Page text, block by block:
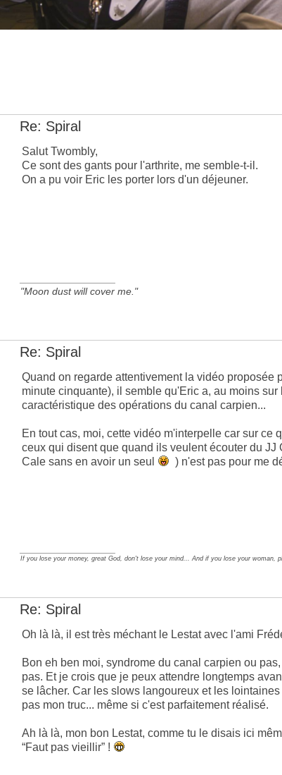
Re: Spiral
Salut Twombly,
Ce sont des gants pour l'arthrite, me semble-t-il.
On a pu voir Eric les porter lors d'un déjeuner.
"Moon dust will cover me."
Re: Spiral
Quand on regarde attentivement la vidéo proposée
minute cinquante), il semble qu'Eric a, au moins
caractéristique des opérations du canal carpien...
En tout cas, moi, cette vidéo m'interpelle car sur ce
ceux qui disent que quand ils veulent écouter du JJ
Cale sans en avoir un seul
) n'est pas pour me
If you lose your money, great God, don't lose your mind... And if you lose your woman,
Re: Spiral
Oh là là, il est très méchant le Lestat avec l'ami
Bon eh ben moi, syndrome du canal carpien ou
pas. Et je crois que je peux attendre longtemps
se lâcher. Car les slows langoureux et les
pas mon truc... même si c'est parfaitement réalisé.
Ah là là, mon bon Lestat, comme tu le disais ici
“Faut pas vieillir” !